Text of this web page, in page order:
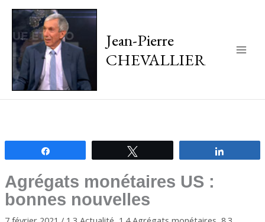
Jean-Pierre
CHEVALLIER
Agrégats monétaires US :
bonnes nouvelles